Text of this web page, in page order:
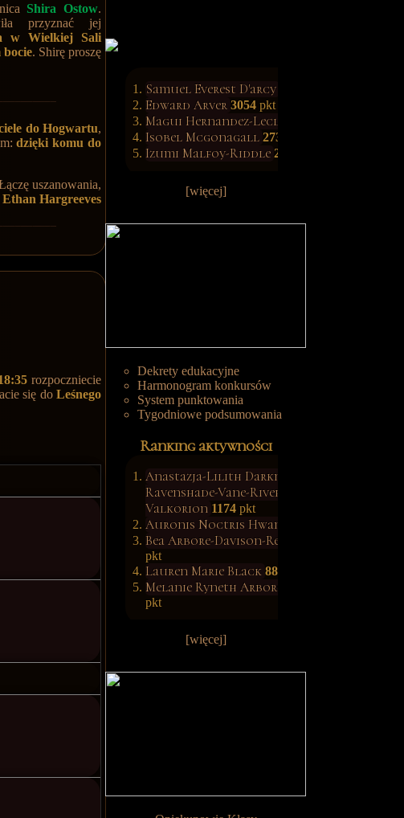
Shira Ostow.
przyznać jej
w Wielkiej Sali
bocie. Shirę proszę
do Hogwartu,
dzięki komu do
uszanowania,
Ethan Hargreeves
rozpoczniecie
się doLeśnego
Samuel Everest D'arcy
Edward Arver 3054 pkt
Magui Hernandez-Leclerc
Isobel Mcgonagall 2731
Izumi Malfoy-Riddle 2608
[więcej]
Dekrety edukacyjne
Harmonogram konkursów
System punktowania
Tygodniowe podsumowania
Ranking aktywności
Anastazja-Lilith Darkness-
Ravenshade-Vane-River-
Valkorion 1174 pkt
Auronis Noctris Hwang
Bea Arbore-Davison-Rettop
pkt
Lauren Marie Black 887
Melanie Ryneth Arbore-Wood
pkt
[więcej]